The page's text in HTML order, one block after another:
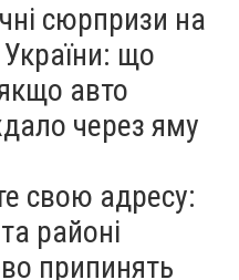
сюрпризи на
що
авто
через яму
свою адресу:
районі
припинять